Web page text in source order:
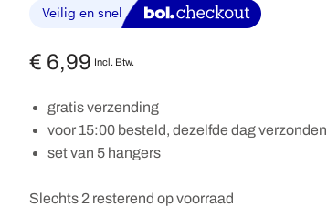
€ 6,99 Incl. Btw.
gratis verzending
voor 15:00 besteld, dezelfde dag verzonden
set van 5 hangers
Slechts 2 resterend op voorraad